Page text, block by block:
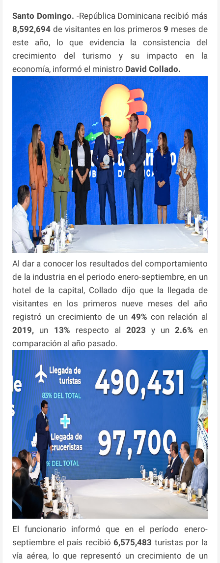
Santo Domingo. -República Dominicana recibió más
8,592,694de visitantes en los primeros9 meses de
este año, lo que evidencia la consistencia del
crecimiento del turismo y su impacto en la
economía, informó el ministro David Collado.
Al dar a conocer los resultados del comportamiento
de la industria en el periodo enero-septiembre, en un
hotel de la capital, Collado dijo que la llegada de
visitantes en los primeros nueve meses del año
registró un crecimiento de un 49% con relación al
2019, un 13% respecto al 2023 y un 2.6% en
comparación al año pasado.
El funcionario informó que en el período enero-
septiembre el país recibió 6,575,483 turistas por la
vía aérea, lo que representó un crecimiento de un